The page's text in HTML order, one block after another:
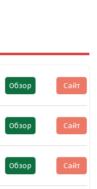
Обзор Сайт
Обзор Сайт
Обзор Сайт